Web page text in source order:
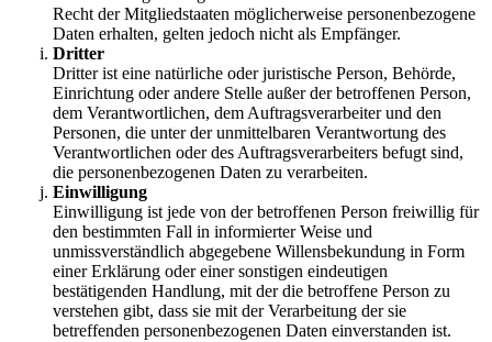
Recht der Mitgliedstaaten möglicherweise personenbezogene
Daten erhalten, gelten jedoch nicht als Empfänger.
Dritter
Dritter ist eine natürliche oder juristische Person, Behörde,
Einrichtung oder andere Stelle außer der betroffenen Person,
dem Verantwortlichen, dem Auftragsverarbeiter und den
Personen, die unter der unmittelbaren Verantwortung des
Verantwortlichen oder des Auftragsverarbeiters befugt sind,
die personenbezogenen Daten zu verarbeiten.
Einwilligung
Einwilligung ist jede von der betroffenen Person freiwillig für
den bestimmten Fall in informierter Weise und
unmissverständlich abgegebene Willensbekundung in Form
einer Erklärung oder einer sonstigen eindeutigen
bestätigenden Handlung, mit der die betroffene Person zu
verstehen gibt, dass sie mit der Verarbeitung der sie
betreffenden personenbezogenen Daten einverstanden ist.